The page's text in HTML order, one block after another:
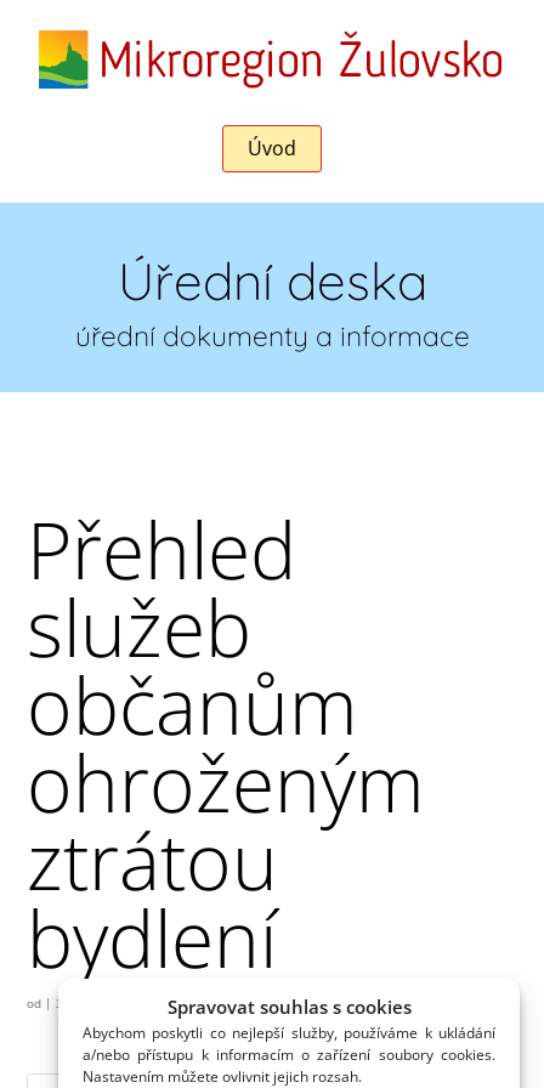
Spravovat souhlas s cookies
Abychom poskytli co nejlepší služby, používáme k ukládání
a/nebo přístupu k informacím o zařízení soubory cookies.
Nastavením můžete ovlivnit jejich rozsah.
Úvod
Úřední deska
úřední dokumenty a informace
Přehled
služeb
občanům
ohroženým
ztrátou
bydlení
od |31.08.2022